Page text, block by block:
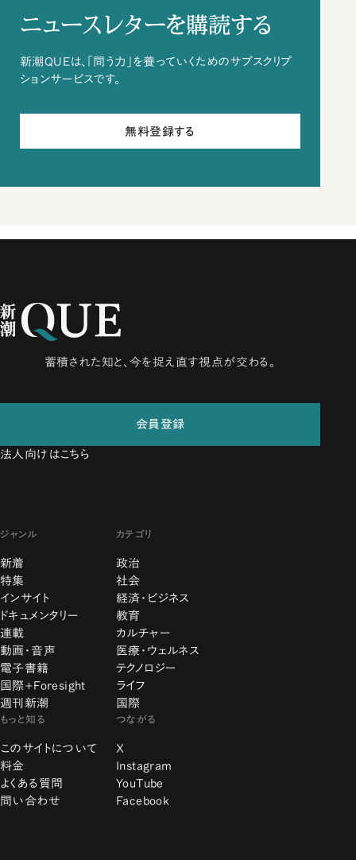
ニュースレターを購読する
新潮QUEは、「問う力」を養っていくためのサブスクリプ
ションサービスです。
無料登録する
蓄積された知と、今を捉え直す視点が交わる。
会員登録
法人向けはこちら
ジャンル
新着
特集
インサイト
ドキュメンタリー
連載
動画・音声
電子書籍
国際+Foresight
週刊新潮
カテゴリ
政治
社会
経済・ビジネス
教育
カルチャー
医療・ウェルネス
テクノロジー
ライフ
国際
もっと知る
このサイトについて
料金
よくある質問
問い合わせ
つながる
X
Instagram
YouTube
Facebook